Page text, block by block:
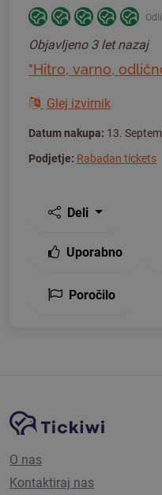
Objavljeno 3 let nazaj
"Hitro, varno,
Glej izvirnik
Datum nakupa: 13.
Podjetje: Rabadan tickets
Deli
Uporabno
Poročilo
Navigacija Platforma
O nas
Kontaktiraj nas